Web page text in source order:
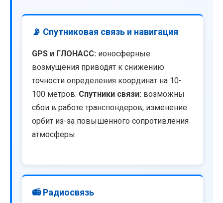
📡 Спутниковая связь и навигация
GPS и ГЛОНАСС: ионосферные
возмущения приводят к снижению
точности определения координат на 10-
100 метров. Спутники связи: возможны
сбои в работе транспондеров, изменение
орбит из-за повышенного сопротивления
атмосферы.
📻 Радиосвязь